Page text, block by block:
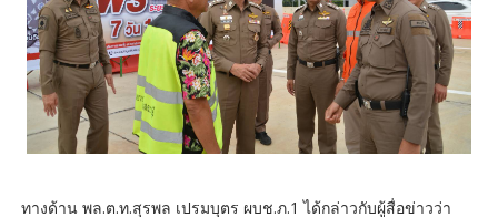
ทางด้าน พล.ต.ท.สุรพล เปรมบุตร ผบช.ภ.1 ได้กล่าวกับผู้สื่อข่าวว่า